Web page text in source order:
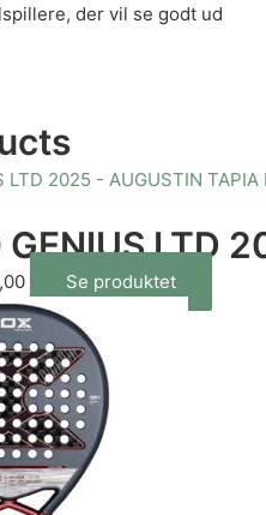
der vil se godt ud
GENIUS LTD
Se produktet